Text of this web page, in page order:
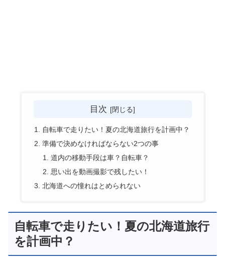
目次
自転車で走りたい！夏の北海道旅行を計画中？
準備で決めなければならない2つの事
道内の移動手段は車？自転車？
思い出を動画撮影で残したい！
北海道への憧れはとめられない
自転車で走りたい！夏の北海道旅行
を計画中？